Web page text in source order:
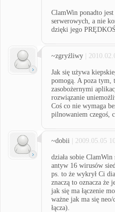
ClamWin ponadto
serwerowych, a nie
dzięki jego
~zgryźliwy |
Jak się używa
pomogą. A poza tym,
zasobożernymi
rozwiązanie
Coś co nie wymaga
pilnowaniem czegoś,
~dobii | 2009.05.05
działa sobie
antyw 16 wirusów
ps. to że wykrył Ci
znaczą to oznacza że
jak się ma łączenie
ważne jak ma się
łącza).